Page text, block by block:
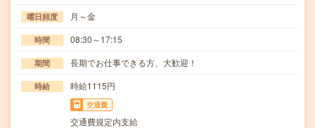
曜日頻度 月～金
時間 08:30～17:15
期間 長期でお仕事できる方、大歓迎！
時給 時給1115円
交通費
交通費規定内支給